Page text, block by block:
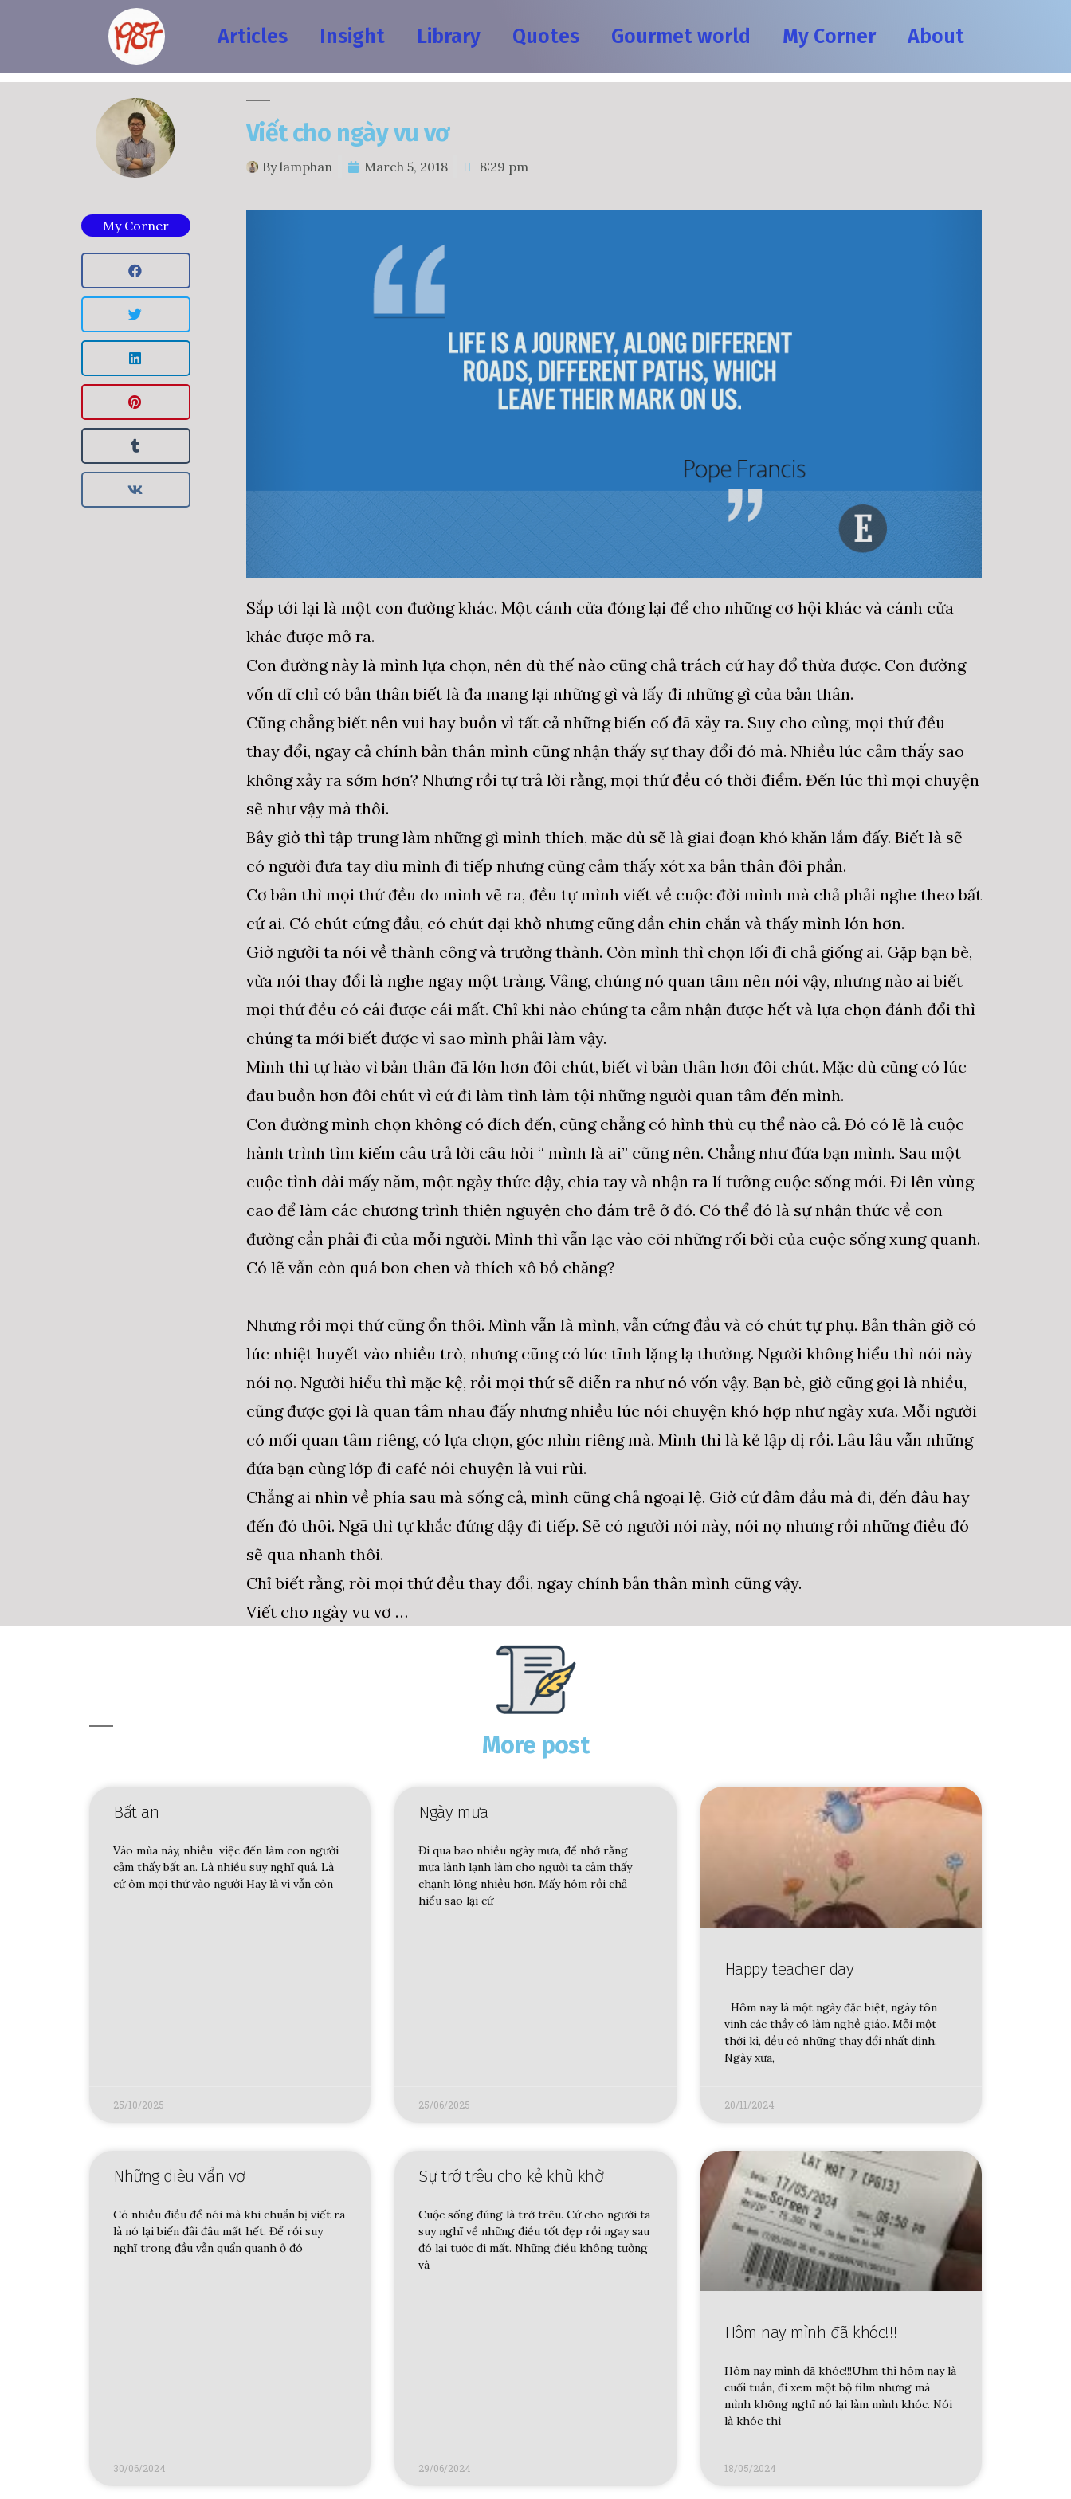
Articles Insight Library Quotes Gourmet world My Corner About
My Corner
Viết cho ngày vu vơ
Bylamphan March 5, 2018 8:29 pm
Sắp tới lại là một con đường khác. Một cánh cửa đóng lại để cho những cơ hội khác và cánh cửa
khác được mở ra.
Con đường này là mình lựa chọn, nên dù thế nào cũng chả trách cứ hay đổ thừa được. Con đường
vốn dĩ chỉ có bản thân biết là đã mang lại những gì và lấy đi những gì của bản thân.
Cũng chẳng biết nên vui hay buồn vì tất cả những biến cố đã xảy ra. Suy cho cùng, mọi thứ đều
thay đổi, ngay cả chính bản thân mình cũng nhận thấy sự thay đổi đó mà. Nhiều lúc cảm thấy sao
không xảy ra sớm hơn? Nhưng rồi tự trả lời rằng, mọi thứ đều có thời điểm. Đến lúc thì mọi chuyện
sẽ như vậy mà thôi.
Bây giờ thì tập trung làm những gì mình thích, mặc dù sẽ là giai đoạn khó khăn lắm đấy. Biết là sẽ
có người đưa tay dìu mình đi tiếp nhưng cũng cảm thấy xót xa bản thân đôi phần.
Cơ bản thì mọi thứ đều do mình vẽ ra, đều tự mình viết về cuộc đời mình mà chả phải nghe theo bất
cứ ai. Có chút cứng đầu, có chút dại khờ nhưng cũng dần chin chắn và thấy mình lớn hơn.
Giờ người ta nói về thành công và trưởng thành. Còn mình thì chọn lối đi chả giống ai. Gặp bạn bè,
vừa nói thay đổi là nghe ngay một tràng. Vâng, chúng nó quan tâm nên nói vậy, nhưng nào ai biết
mọi thứ đều có cái được cái mất. Chỉ khi nào chúng ta cảm nhận được hết và lựa chọn đánh đổi thì
chúng ta mới biết được vì sao mình phải làm vậy.
Mình thì tự hào vì bản thân đã lớn hơn đôi chút, biết vì bản thân hơn đôi chút. Mặc dù cũng có lúc
đau buồn hơn đôi chút vì cứ đi làm tình làm tội những người quan tâm đến mình.
Con đường mình chọn không có đích đến, cũng chẳng có hình thù cụ thể nào cả. Đó có lẽ là cuộc
hành trình tìm kiếm câu trả lời câu hỏi “ mình là ai” cũng nên. Chẳng như đứa bạn mình. Sau một
cuộc tình dài mấy năm, một ngày thức dậy, chia tay và nhận ra lí tưởng cuộc sống mới. Đi lên vùng
cao để làm các chương trình thiện nguyện cho đám trẻ ở đó. Có thể đó là sự nhận thức về con
đường cần phải đi của mỗi người. Mình thì vẫn lạc vào cõi những rối bời của cuộc sống xung quanh.
Có lẽ vẫn còn quá bon chen và thích xô bồ chăng?
Nhưng rồi mọi thứ cũng ổn thôi. Mình vẫn là mình, vẫn cứng đầu và có chút tự phụ. Bản thân giờ có
lúc nhiệt huyết vào nhiều trò, nhưng cũng có lúc tĩnh lặng lạ thường. Người không hiểu thì nói này
nói nọ. Người hiểu thì mặc kệ, rồi mọi thứ sẽ diễn ra như nó vốn vậy. Bạn bè, giờ cũng gọi là nhiều,
cũng được gọi là quan tâm nhau đấy nhưng nhiều lúc nói chuyện khó hợp như ngày xưa. Mỗi người
có mối quan tâm riêng, có lựa chọn, góc nhìn riêng mà. Mình thì là kẻ lập dị rồi. Lâu lâu vẫn những
đứa bạn cùng lớp đi café nói chuyện là vui rùi.
Chẳng ai nhìn về phía sau mà sống cả, mình cũng chả ngoại lệ. Giờ cứ đâm đầu mà đi, đến đâu hay
đến đó thôi. Ngã thì tự khắc đứng dậy đi tiếp. Sẽ có người nói này, nói nọ nhưng rồi những điều đó
sẽ qua nhanh thôi.
Chỉ biết rằng, ròi mọi thứ đều thay đổi, ngay chính bản thân mình cũng vậy.
Viết cho ngày vu vơ …
More post
Bất an
Vào mùa này, nhiều việc đến làm con người
cảm thấy bất an. Là nhiều suy nghĩ quá. Là
cứ ôm mọi thứ vào người Hay là vì vẫn còn
25/10/2025
Ngày mưa
Đi qua bao nhiều ngày mưa, để nhớ rằng
mưa lành lạnh làm cho người ta cảm thấy
chạnh lòng nhiều hơn. Mấy hôm rồi chả
hiểu sao lại cứ
25/06/2025
Happy teacher day
Hôm nay là một ngày đặc biệt, ngày tôn
vinh các thầy cô làm nghề giáo. Mỗi một
thời kì, đều có những thay đổi nhất định.
Ngày xưa,
20/11/2024
Những đièu vẩn vơ
Có nhiều điều để nói mà khi chuẩn bị viết ra
là nó lại biến đâi đâu mất hết. Để rồi suy
nghĩ trong đầu vẫn quẩn quanh ở đó
30/06/2024
Sự trớ trêu cho kẻ khù khờ
Cuộc sống đúng là trớ trêu. Cứ cho người ta
suy nghĩ về những điều tốt đẹp rồi ngay sau
đó lại tước đi mất. Những điều không tưởng
và
29/06/2024
Hôm nay mình đã khóc!!!
Hôm nay mình đã khóc!!!Uhm thì hôm nay là
cuối tuần, đi xem một bộ film nhưng mà
mình không nghĩ nó lại làm mình khóc. Nói
là khóc thì
18/05/2024